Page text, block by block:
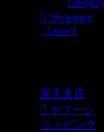
Shopping
Love’s
楽天支店
ヤフーシ
ョッピング